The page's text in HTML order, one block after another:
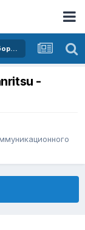
Покупка и продажа телекоммуникационного оборудования
-